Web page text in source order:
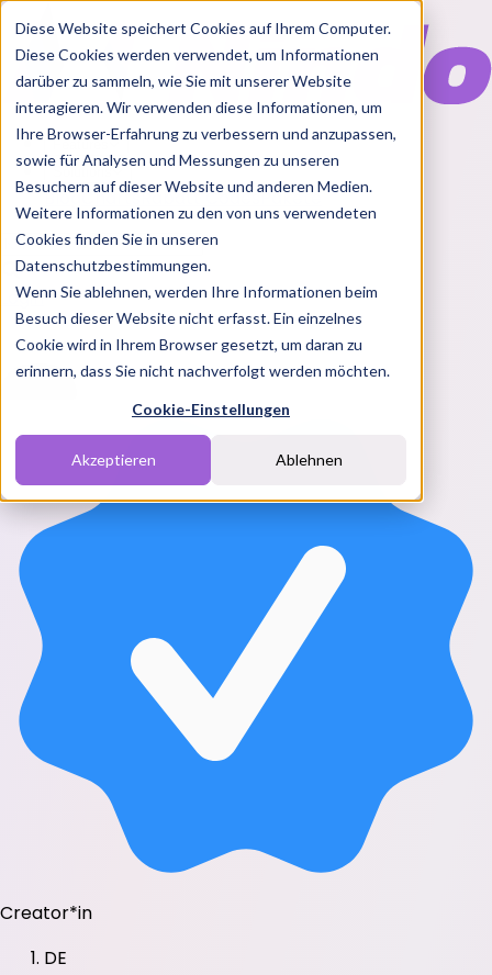
Diese Website speichert Cookies auf Ihrem Computer.
Diese Cookies werden verwendet, um Informationen
darüber zu sammeln, wie Sie mit unserer Website
interagieren. Wir verwenden diese Informationen, um
Ihre Browser-Erfahrung zu verbessern und anzupassen,
sowie für Analysen und Messungen zu unseren
Besuchern auf dieser Website und anderen Medien.
Weitere Informationen zu den von uns verwendeten
Cookies finden Sie in unseren
Datenschutzbestimmungen.
Wenn Sie ablehnen, werden Ihre Informationen beim
Besuch dieser Website nicht erfasst. Ein einzelnes
Cookie wird in Ihrem Browser gesetzt, um daran zu
erinnern, dass Sie nicht nachverfolgt werden möchten.
Cookie-Einstellungen
Akzeptieren Ablehnen
Features
Solutions
BlogChartsRabatt CodesPakete
Login
Creator*in
DE